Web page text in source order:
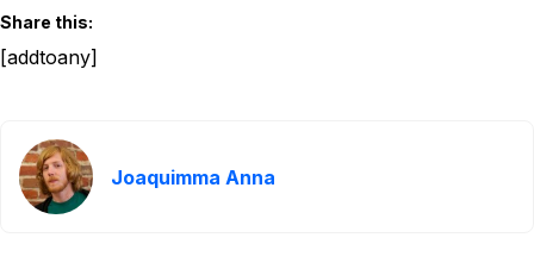
Share this:
[addtoany]
Joaquimma Anna